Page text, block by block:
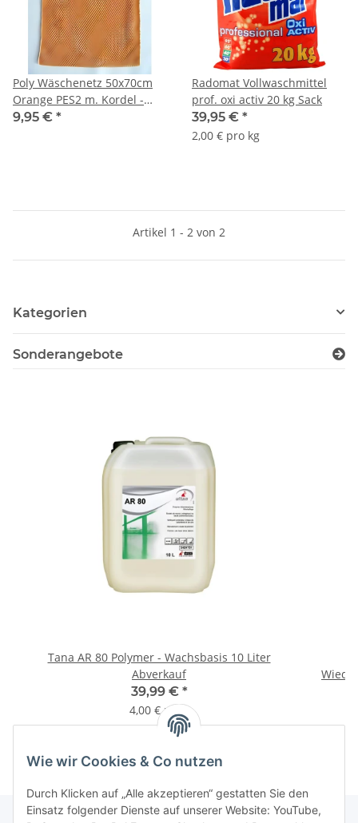
Poly Wäschenetz 50x70cm
Orange PES2 m. Kordel -
DIBE Verschluß
9,95 € *
Radomat Vollwaschmittel
prof. oxi activ 20 kg Sack
39,95 € *
2,00 € pro kg
Artikel 1 - 2 von 2
Kategorien
Sonderangebote
Tana AR 80 Polymer - Wachsbasis 10 Liter
Abverkauf
39,99 € *
4,00 € pro l
Wie wir Cookies & Co nutzen
Durch Klicken auf „Alle akzeptieren“ gestatten Sie den
Einsatz folgender Dienste auf unserer Website: YouTube,